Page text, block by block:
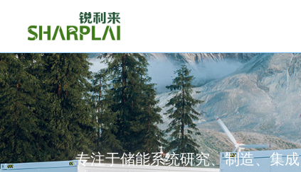
专注于储能系统研究、制造、集成